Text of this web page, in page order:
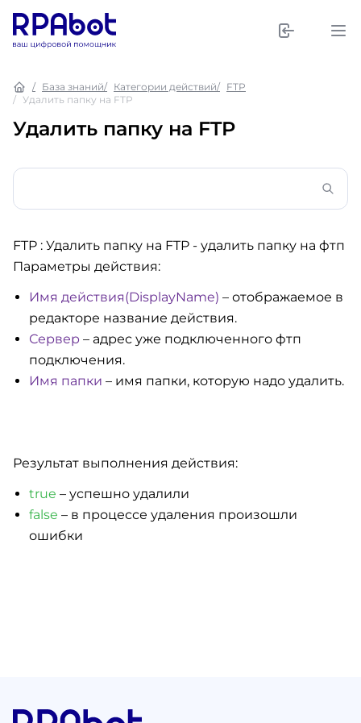
База знаний Категории действий
FTP
Удалить папку на FTP
Удалить папку на FTP
FTP : Удалить папку на FTP - удалить папку на фтп
Параметры действия:
Имя действия(DisplayName) – отображаемое в
редакторе название действия.
Сервер – адрес уже подключенного фтп
подключения.
Имя папки – имя папки, которую надо удалить.
Результат выполнения действия:
true – успешно удалили
false – в процессе удаления произошли
ошибки